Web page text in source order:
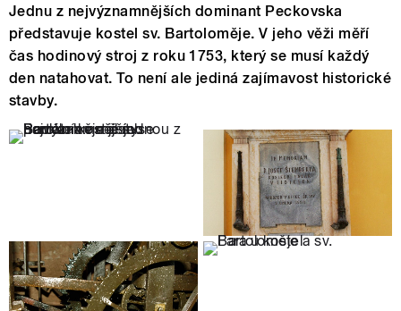
Jednu z nejvýznamnějších dominant Peckovska
představuje kostel sv. Bartoloměje. V jeho věži měří
čas hodinový stroj z roku 1753, který se musí každý
den natahovat. To není ale jediná zajímavost historické
stavby.